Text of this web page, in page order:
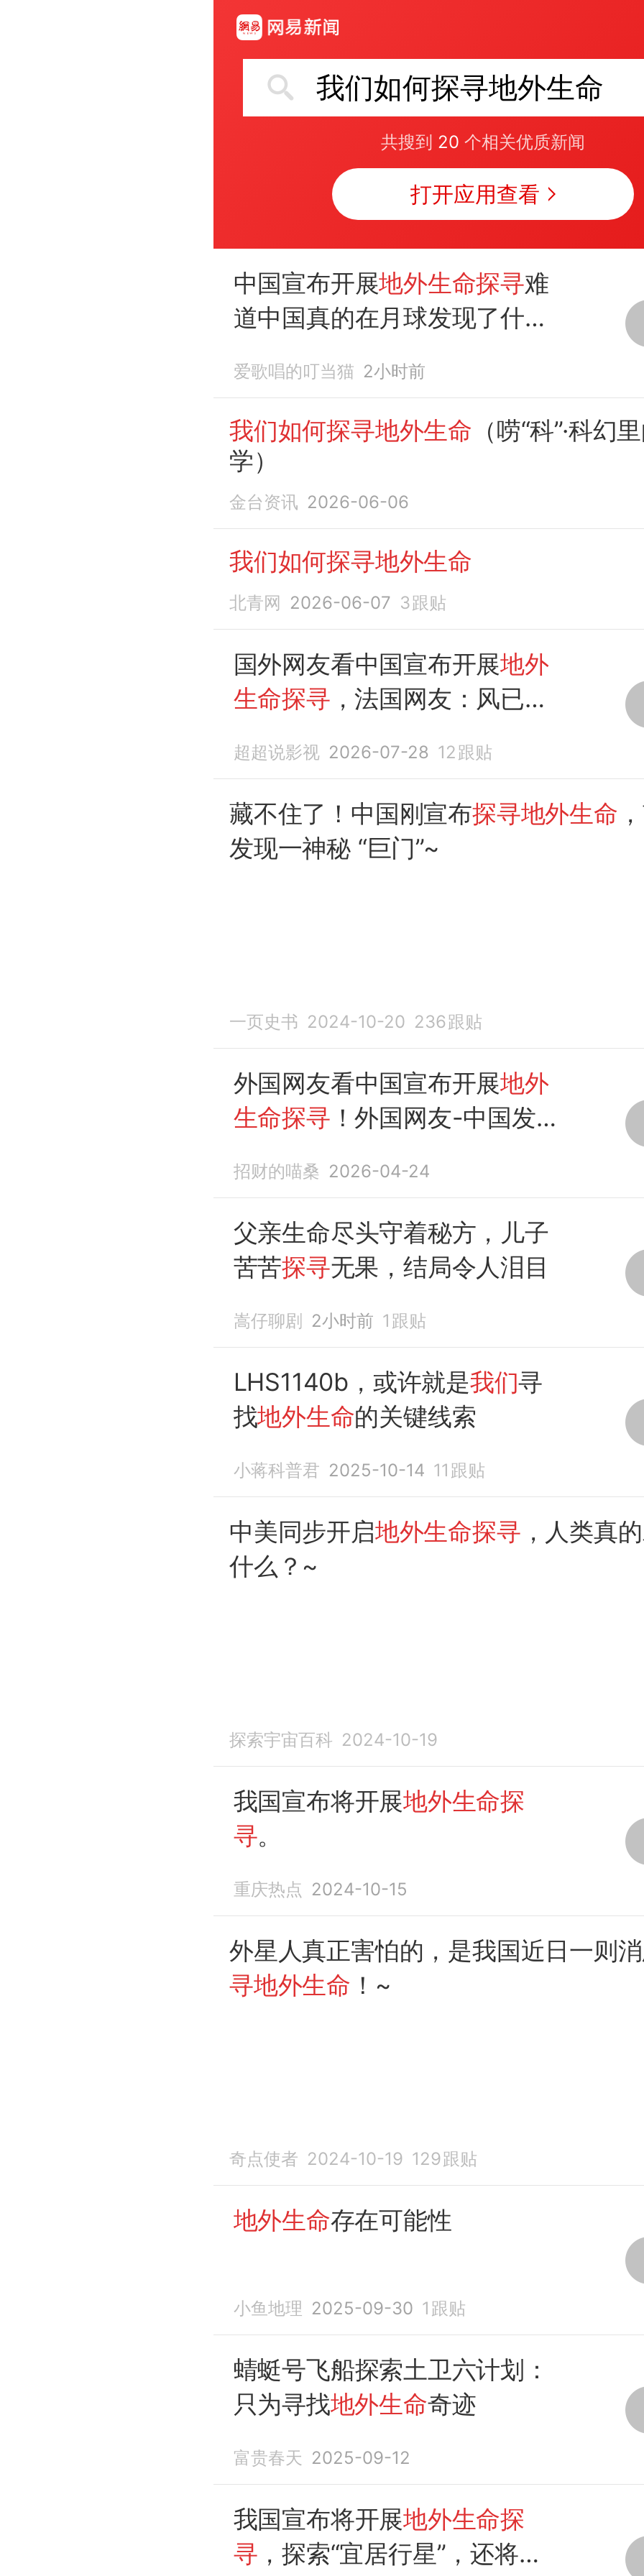
我们如何探寻地外生命
共搜到 20 个相关优质新闻
打开应用查看
中国宣布开展地外生命探寻难
道中国真的在月球发现了什
爱歌唱的叮当猫 2小时前
我们如何探寻地外生命 （唠“科”·科幻
学）
金台资讯 2026-06-06
我们如何探寻地外生命
北青网 2026-06-07 3跟贴
国外网友看中国宣布开展地外
生命探寻 ，法国网友：风已经
超超说影视 2026-07-28 12 跟贴
藏不住了！中国刚宣布探寻地外生命
发现一神秘 “巨门”~
一页史书 2024-10-20 236跟贴
外国网友看中国宣布开展地外
生命探寻 ！外国网友-中国发
招财的喵桑 2026-04-24
父亲生命尽头守着秘方，儿子
苦苦探寻无果，结局令人泪目
嵩仔聊剧 2小时前 1 跟贴
LHS1140b，或许就是我们寻
找地外生命的关键线索
小蒋科普君 2025-10-14 11 跟贴
中美同步开启地外生命探寻 ，人类真
什么？~
探索宇宙百科 2024-10-19
我国宣布将开展地外生命探
寻。
重庆热点 2024-10-15
外星人真正害怕的，是我国近日一则
寻地外生命 ！~
奇点使者 2024-10-19 129跟贴
地外生命存在可能性
小鱼地理 2025-09-30 1 跟贴
蜻蜓号飞船探索土卫六计划：
只为寻找地外生命奇迹
富贵春天 2025-09-12
我国宣布将开展地外生命探
寻 ，探索“宜居行星”，还将进